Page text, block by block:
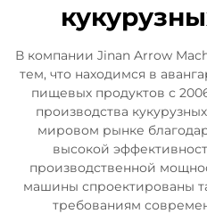
В компании Jinan Arrow
тем, что находимся в
пищевых продуктов с
производства
мировом рынке
высокой
производственной
машины спроектированы
требованиям